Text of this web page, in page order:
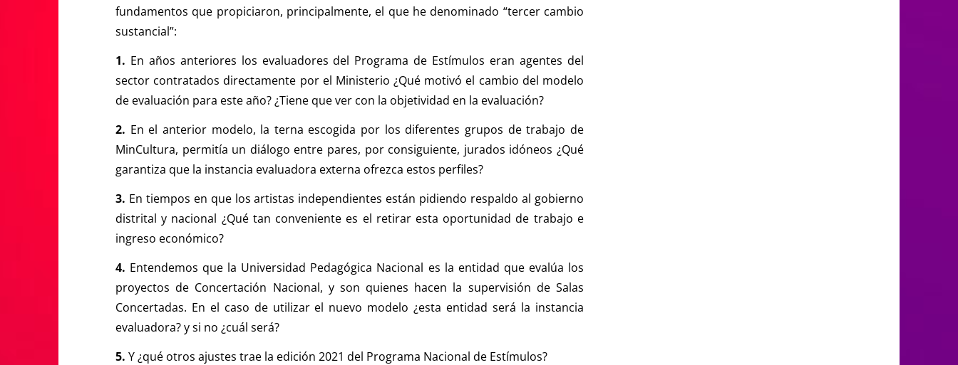
fundamentos que propiciaron, principalmente, el que he denominado “tercer cambio
sustancial”:
1. En años anteriores los evaluadores del Programa de Estímulos eran agentes del
sector contratados directamente por el Ministerio ¿Qué motivó el cambio del modelo
de evaluación para este año? ¿Tiene que ver con la objetividad en la evaluación?
2. En el anterior modelo, la terna escogida por los diferentes grupos de trabajo de
MinCultura, permitía un diálogo entre pares, por consiguiente, jurados idóneos ¿Qué
garantiza que la instancia evaluadora externa ofrezca estos perfiles?
3. En tiempos en que los artistas independientes están pidiendo respaldo al gobierno
distrital y nacional ¿Qué tan conveniente es el retirar esta oportunidad de trabajo e
ingreso económico?
4. Entendemos que la Universidad Pedagógica Nacional es la entidad que evalúa los
proyectos de Concertación Nacional, y son quienes hacen la supervisión de Salas
Concertadas. En el caso de utilizar el nuevo modelo ¿esta entidad será la instancia
evaluadora? y si no ¿cuál será?
5. Y ¿qué otros ajustes trae la edición 2021 del Programa Nacional de Estímulos?